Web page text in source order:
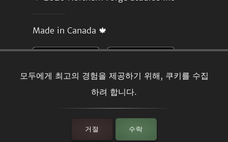
모두에게 최고의 경험을 제공하기 위해, 쿠키를 수집
하려 합니다.
거절 수락
Made in Canada 🍁